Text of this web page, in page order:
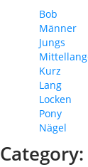
Bob
Männer
Jungs
Kurz
Lang
Locken
Pony
Nägel
Category: